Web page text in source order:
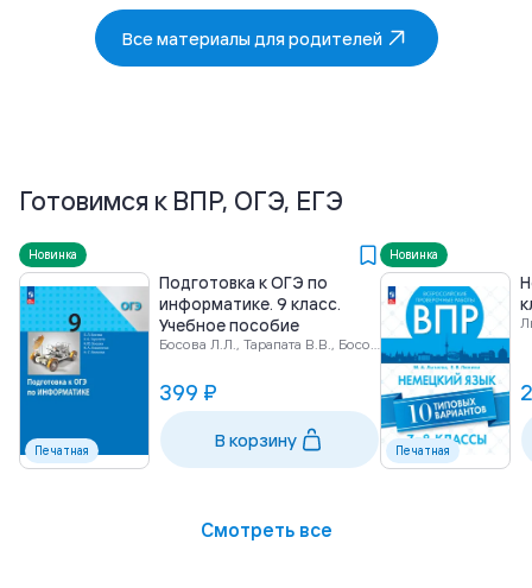
Все материалы для родителей
Готовимся к ВПР, ОГЭ, ЕГЭ
Новинка
Печатная
Подготовка к ОГЭ по
информатике. 9 класс.
Учебное пособие
Босова Л.Л., Тарапата В.В., Босова А.Ю. и др.
399 ₽
В корзину
Новинка
Печатная
Смотреть все